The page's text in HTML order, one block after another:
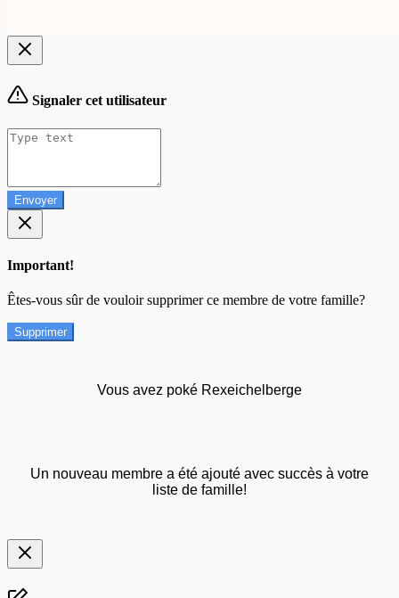
Signaler cet utilisateur
Envoyer
Important!
Êtes-vous sûr de vouloir supprimer ce membre de votre famille?
Supprimer
Vous avez poké Rexeichelberge
Un nouveau membre a été ajouté avec succès à votre
liste de famille!